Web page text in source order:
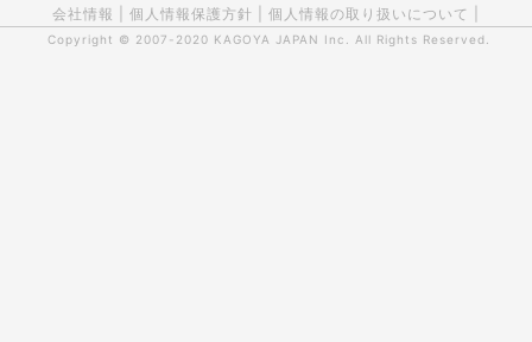
会社情報 個人情報保護方針 個人情報の取り扱いについて
Copyright © 2007-2020 KAGOYA JAPAN Inc. All Rights Reserved.